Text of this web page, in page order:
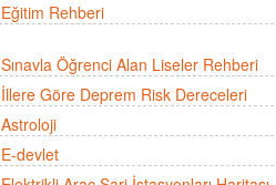
Eğitim Rehberi
Sınavla Öğrenci Alan Liseler Rehberi
İllere Göre Deprem Risk Dereceleri
Astroloji
E-devlet